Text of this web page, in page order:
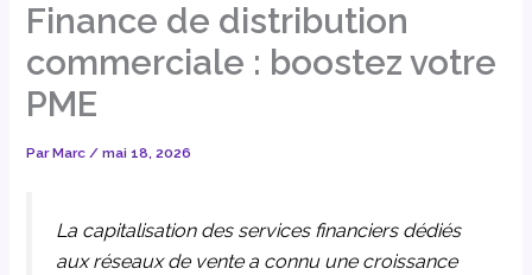
Finance de distribution
commerciale : boostez votre
PME
ParMarc/mai 18, 2026
La capitalisation des services financiers dédiés
aux réseaux de vente a connu une croissance